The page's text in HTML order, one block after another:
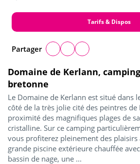
Domaine de Kerlann,
bretonne
Le Domaine de Kerlann est situé dans
côté de la très jolie cité des peintres de
proximité des magnifiques plages de
cristalline. Sur ce camping
vous profiterez pleinement des plaisirs
grande piscine extérieure chauffée
bassin de nage, une ...
Tarifs & Dispos
Partager